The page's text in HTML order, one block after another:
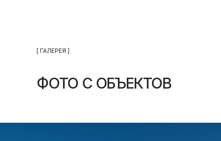
[ ГАЛЕРЕЯ ]
ФОТО С ОБЪЕКТОВ